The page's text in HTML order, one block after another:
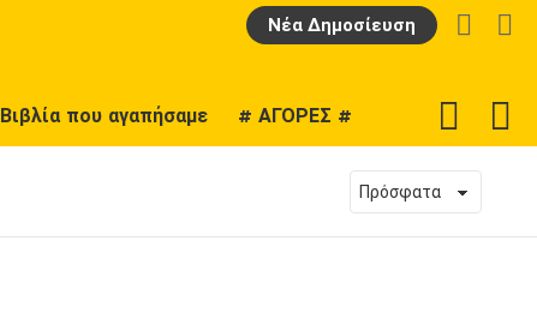
Νέα Δημοσίευση
LOGIN
Βιβλία που αγαπήσαμε # ΑΓΟΡΕΣ #
SKIN